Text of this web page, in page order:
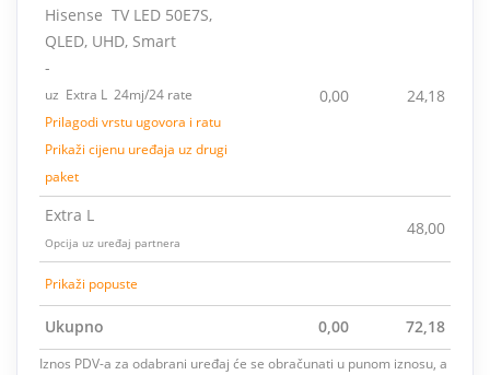
Hisense TV LED 50E7S,
QLED, UHD, Smart
-
uz Extra L 24mj/24 rate
Prilagodi vrstu ugovora i ratu
Prikaži cijenu uređaja uz drugi
paket
0,00 24,18
Extra L
Opcija uz uređaj partnera
48,00
Prikaži popuste
Ukupno 0,00 72,18
Iznos PDV-a za odabrani uređaj će se obračunati u punom iznosu, a